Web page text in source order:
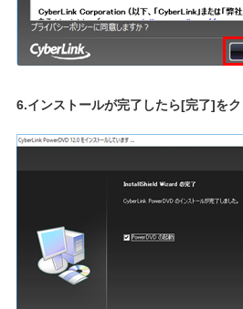
6.インストールが完了したら[完了]をク